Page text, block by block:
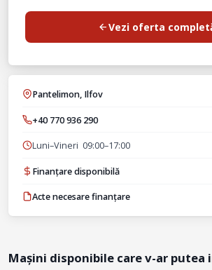
Vezi oferta
Pantelimon, Ilfov
+40 770 936 290
Luni–Vineri 09:00–17:00
Finanțare disponibilă
Acte necesare finanțare
Mașini disponibile care v-ar putea